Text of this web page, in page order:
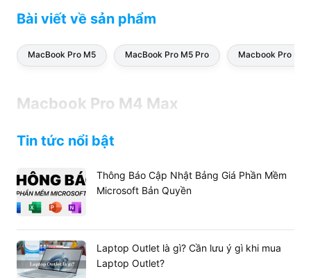
Bài viết về sản phẩm
MacBook Pro M5 MacBook Pro M5 Pro Macbook Pro M5
Macbook Pro M4 Max
Tin tức nổi bật
Thông Báo Cập Nhật Bảng Giá Phần Mềm
Microsoft Bản Quyền
Laptop Outlet là gì? Cần lưu ý gì khi mua
Laptop Outlet?